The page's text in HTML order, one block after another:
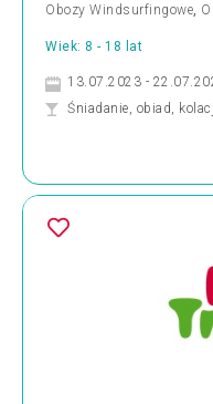
Obozy Windsurfingowe,
Wiek: 8 - 18 lat
13.07.2023 -
Śniadanie, obiad,